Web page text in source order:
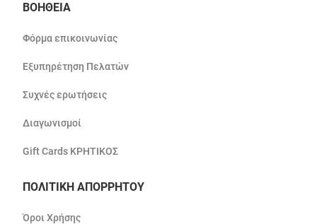
ΒΟΗΘΕΙΑ
Φόρμα επικοινωνίας
Εξυπηρέτηση Πελατών
Συχνές ερωτήσεις
Διαγωνισμοί
Gift Cards ΚΡΗΤΙΚΟΣ
ΠΟΛΙΤΙΚΗ ΑΠΟΡΡΗΤΟΥ
Όροι Χρήσης